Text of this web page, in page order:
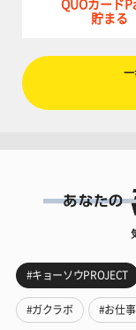
QUOカード
貯まる
一
#キョーソウPROJECT
#ガクラボ #お仕